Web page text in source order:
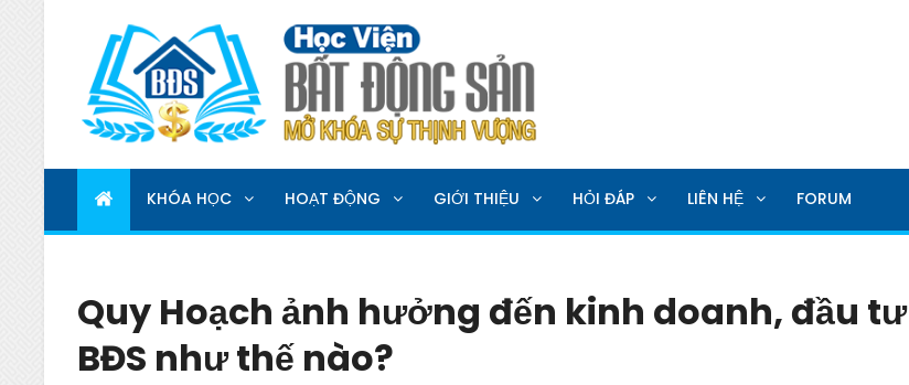
HỌC VIỆN BẤT ĐỘNG SẢN
MỞ KHOÁ SỰ THỊNH VƯỢNG
KHÓA HỌC HOẠT ĐỘNG GIỚI THIỆU HỎI ĐÁP LIÊN HỆ FORUM
Quy Hoạch ảnh hưởng đến kinh doanh, đầu tư
BĐS như thế nào?